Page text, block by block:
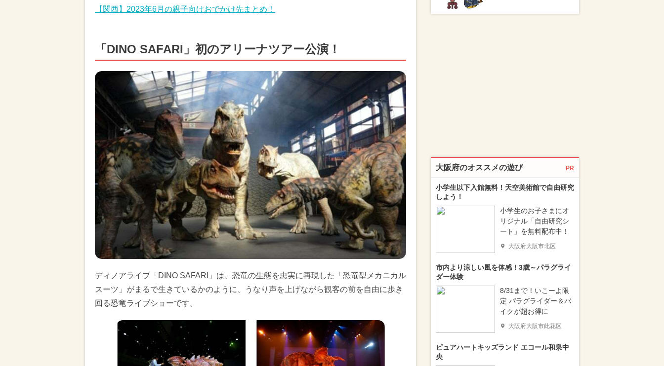
【関西】2023年6月の親子向けおでかけ先まとめ！
「DINO SAFARI」初のアリーナツアー公演！
ディノアライブ「DINO SAFARI」は、恐竜の生態を忠実に再現した「恐竜型メカニカル
スーツ」がまるで生きているかのように、うなり声を上げながら観客の前を自由に歩き
回る恐竜ライブショーです。
大阪府のオススメの遊び PR
小学生以下入館無料！天空美術館で自由研究
しよう！
小学生のお子さまにオ
リジナル「自由研究シ
ート」を無料配布中！
大阪府大阪市北区
市内より涼しい風を体感！3歳～パラグライ
ダー体験
8/31まで！いこーよ限
定 パラグライダー＆バ
イクが超お得に
大阪府大阪市此花区
ピュアハートキッズランド エコール和泉中
央